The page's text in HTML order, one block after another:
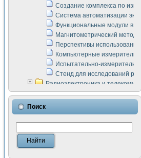
Создание комплекса по
Система автоматизации
Функциональные модули в
Магнитометрический метод
Перспективы
Компьютерные
Испытательно-
Стенд для исследований
Радиоэлектроника и
LabVIEW в расчетах
Аппаратно-программный
Виртуальный
Измерение шумовых
Измерительный
Инструменты для
Инструменты для
Поиск